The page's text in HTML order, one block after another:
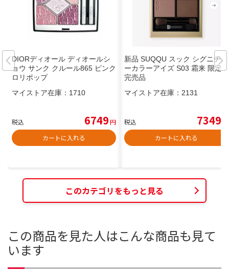
DIORディオール ディオールシ
ョウ サンク クルール865 ピンク
ロリポップ
マイストア在庫： 1710
税込 6749円
カートに入れる
新品 SUQQU スック シグニチャ
ーカラーアイズ S03 霜来 限定
完売品
マイストア在庫： 2131
税込 7349
カートに入れる
このカテゴリをもっと見る
この商品を見た人はこんな商品も見て
います